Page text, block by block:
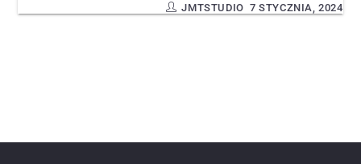
7 STYCZNIA, 2024
JMTSTUDIO